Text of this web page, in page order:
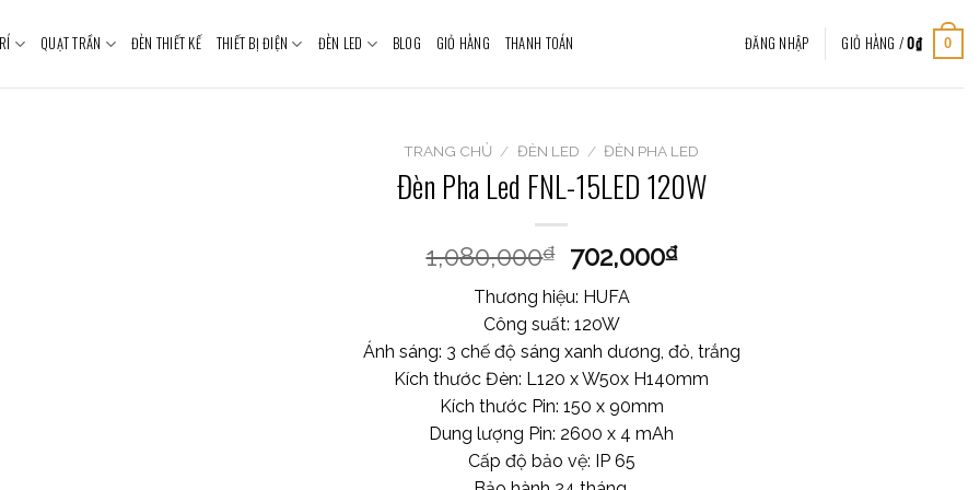
QUẠT TRẦN ĐÈN THIẾT KẾ THIẾT BỊ ĐIỆN ĐÈN LED BLOG GIỎ HÀNG THANH TOÁN ĐĂNG NHẬP GIỎ HÀNG /0₫ 0
TRANG CHỦ / ĐÈN LED / ĐÈN PHA LED
Đèn Pha Led FNL-15LED 120W
1,080,000₫ 702,000₫
Thương hiệu: HUFA
Công suất: 120W
Ánh sáng: 3 chế độ sáng xanh dương, đỏ, trắng
Kích thước Đèn: L120 x W50x H140mm
Kích thước Pin: 150 x 90mm
Dung lượng Pin: 2600 x 4 mAh
Cấp độ bảo vệ: IP 65